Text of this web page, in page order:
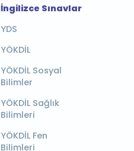
İngilizce Sınavlar
YDS
YÖKDİL
YÖKDİL Sosyal
Bilimler
YÖKDİL Sağlık
Bilimleri
YÖKDİL Fen
Bilimleri